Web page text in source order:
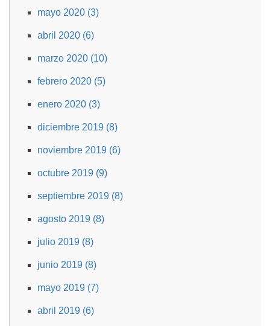
mayo 2020 (3)
abril 2020 (6)
marzo 2020 (10)
febrero 2020 (5)
enero 2020 (3)
diciembre 2019 (8)
noviembre 2019 (6)
octubre 2019 (9)
septiembre 2019 (8)
agosto 2019 (8)
julio 2019 (8)
junio 2019 (8)
mayo 2019 (7)
abril 2019 (6)